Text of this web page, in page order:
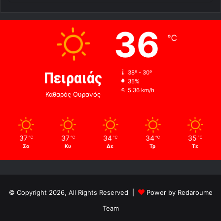
Πειραιάς
Καθαρός Ουρανός
36 ℃
38º - 30º
35%
5.36 km/h
37 ℃
Σα
37 ℃
Κυ
34 ℃
Δε
34 ℃
Τρ
35 ℃
Τε
© Copyright 2026, All Rights Reserved |
Power by Redaroume
Team